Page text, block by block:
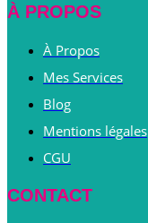
À PROPOS
À Propos
Mes Services
Blog
Mentions légales
CGU
CONTACT